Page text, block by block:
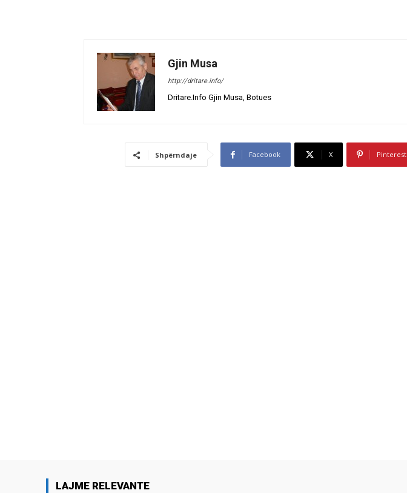
Gjin Musa
http://dritare.info/
Dritare.Info Gjin Musa, Botues
Shpërndaje Facebook X Pinterest
LAJME RELEVANTE